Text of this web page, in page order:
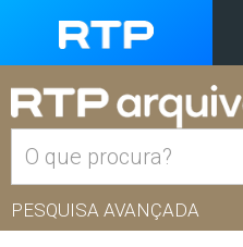
PESQUISA AVANÇADA